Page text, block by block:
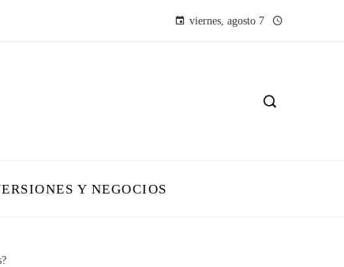
viernes, agosto 7
Y NEGOCIOS